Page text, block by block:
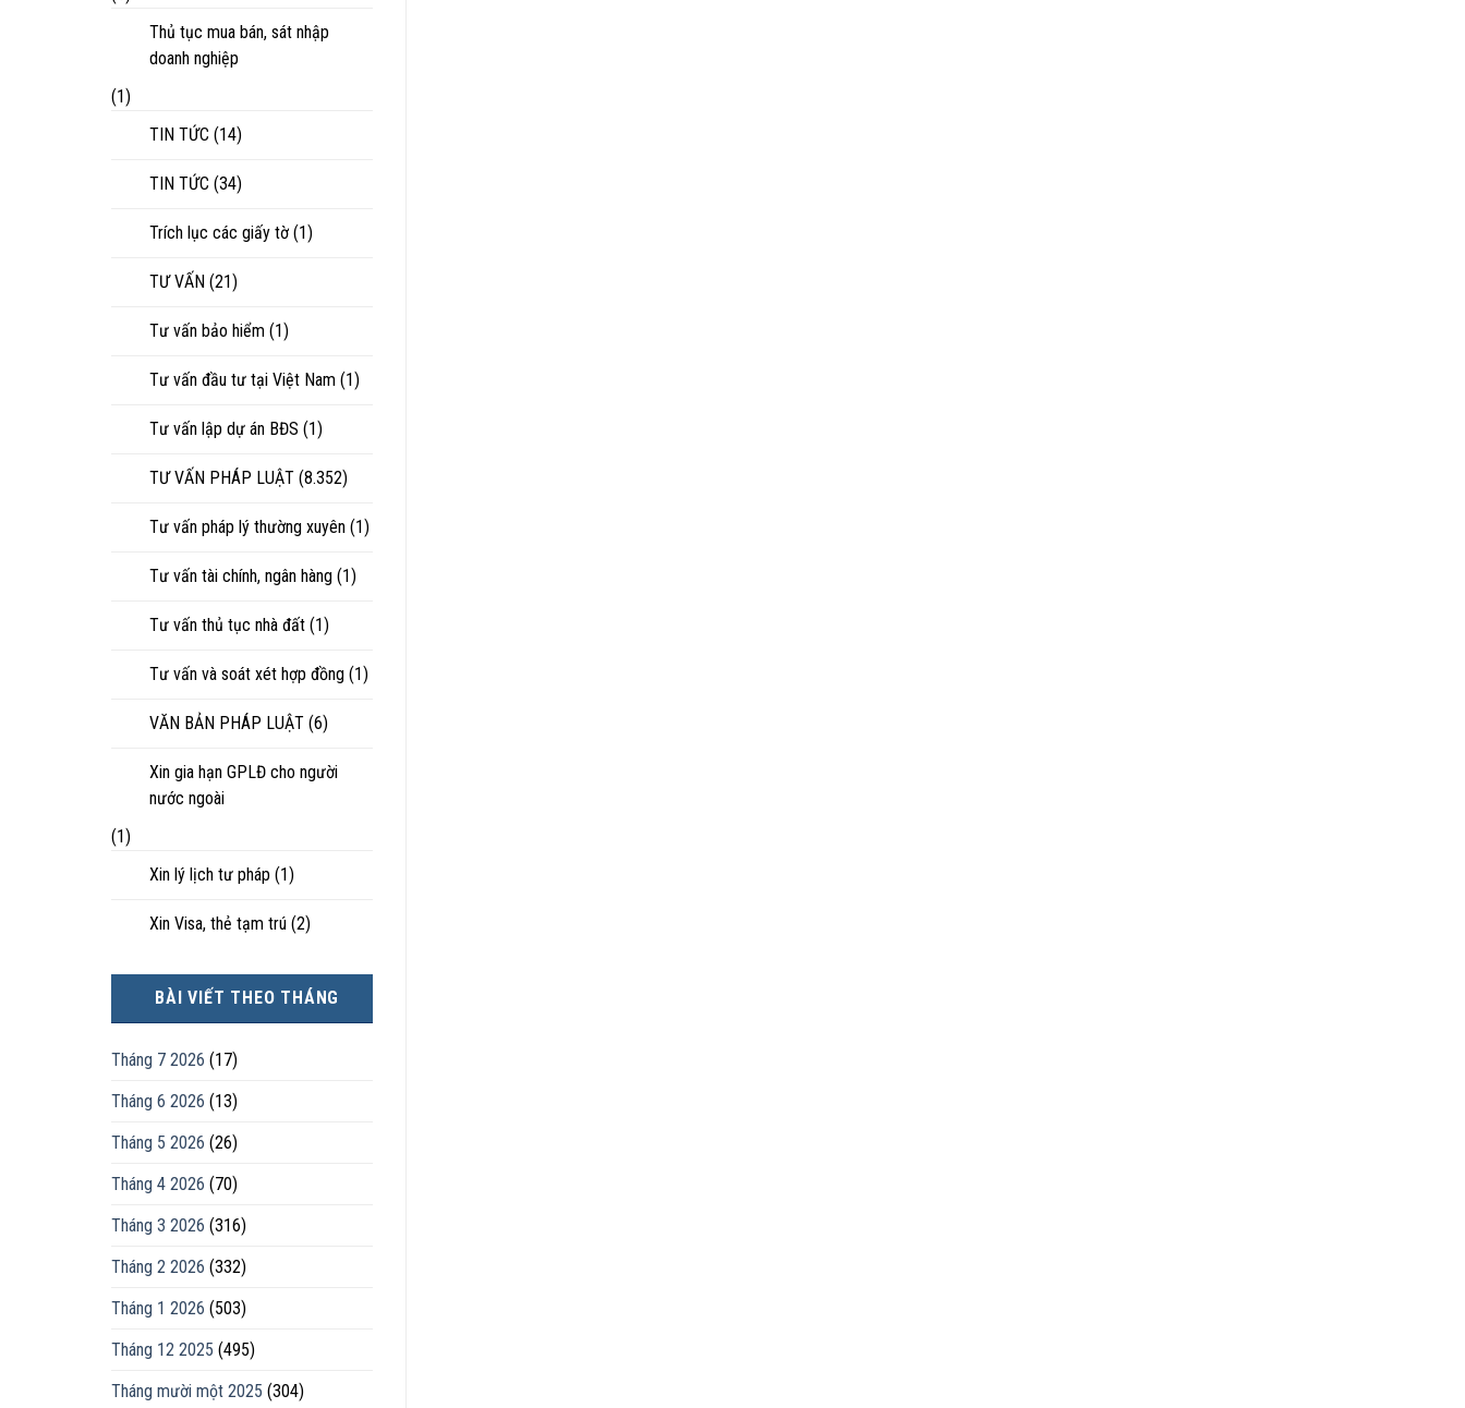
Thủ tục mua bán, sát nhập
doanh nghiệp
(1)
TIN TỨC (14)
TIN TỨC (34)
Trích lục các giấy tờ (1)
TƯ VẤN (21)
Tư vấn bảo hiểm (1)
Tư vấn đầu tư tại Việt Nam (1)
Tư vấn lập dự án BĐS (1)
TƯ VẤN PHÁP LUẬT (8.352)
Tư vấn pháp lý thường xuyên (1)
Tư vấn tài chính, ngân hàng (1)
Tư vấn thủ tục nhà đất (1)
Tư vấn và soát xét hợp đồng (1)
VĂN BẢN PHÁP LUẬT (6)
Xin gia hạn GPLĐ cho người
nước ngoài
(1)
Xin lý lịch tư pháp (1)
Xin Visa, thẻ tạm trú (2)
BÀI VIẾT THEO THÁNG
Tháng 7 2026 (17)
Tháng 6 2026 (13)
Tháng 5 2026 (26)
Tháng 4 2026 (70)
Tháng 3 2026 (316)
Tháng 2 2026 (332)
Tháng 1 2026 (503)
Tháng 12 2025 (495)
Tháng mười một 2025 (304)